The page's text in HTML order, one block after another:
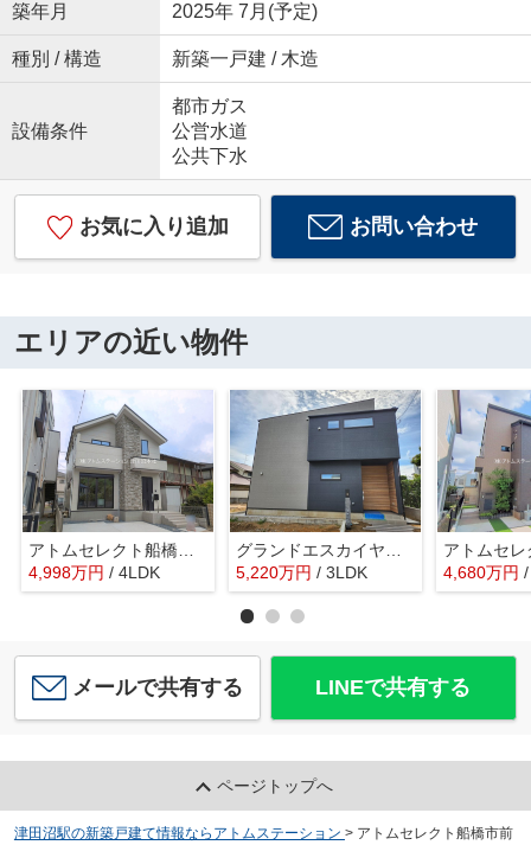
築年月 2025年 7月(予定)
種別 / 構造 新築一戸建 / 木造
設備条件
都市ガス
公営水道
公共下水
お気に入り追加 お問い合わせ
エリアの近い物件
アトムセレクト船橋市夏見１２期 １号棟
4,998万円 / 4LDK
グランドエスカイヤー二宮１丁目 ３号地
5,220万円 / 3LDK 4,680万円
メールで共有する LINEで共有する
ページトップへ
津田沼駅の新築戸建て情報ならアトムステーション > アトムセレクト船橋市前